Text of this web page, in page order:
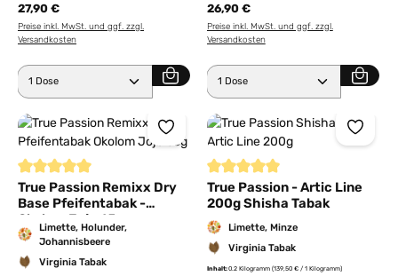
27,90 €
Preise inkl. MwSt. und ggf. zzgl.
Versandkosten
Produkt Anzahl: Gib den gewünschten Wert ein
26,90 €
Preise inkl. MwSt. und ggf. zzgl.
Versandkosten
Produkt Anzahl: Gib den
Durchschnittliche Bewertung von 5 von 5 Sternen
True Passion Remixx Dry
Base Pfeifentabak -
Okolom Jojo 65g
Limette, Holunder,
Johannisbeere
Virginia Tabak
Durchschnittliche Bewertung
True Passion - Artic Line
200g Shisha Tabak
Limette, Minze
Virginia Tabak
Inhalt:0.2 Kilogramm (139,50 € / 1 Kilogramm)